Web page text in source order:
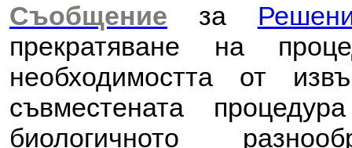
Съобщение за
прекратяване на
необходимостта от
съвместената
биологичното